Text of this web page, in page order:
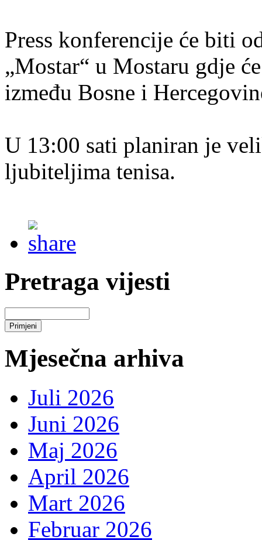
Press konferencije će biti
„Mostar“ u Mostaru gdje
između Bosne i
U 13:00 sati planiran je
ljubiteljima tenisa.
Pretraga vijesti
Mjesečna arhiva
Juli 2026
Juni 2026
Maj 2026
April 2026
Mart 2026
Februar 2026